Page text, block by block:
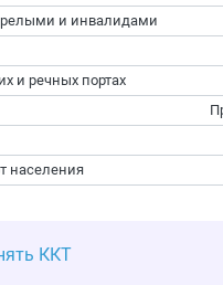
и инвалидами
и речных портах
населения
ККТ